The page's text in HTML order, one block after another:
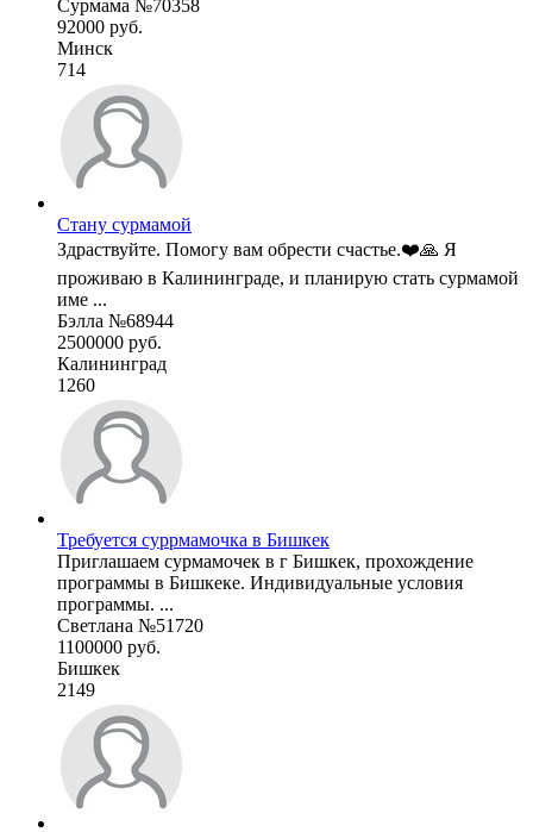
Сурмама №70358
92000 руб.
Минск
714
Стану сурмамой
Здраствуйте. Помогу вам обрести счастье.❤️🙏 Я
проживаю в Калининграде, и планирую стать сурмамой
име ...
Бэлла №68944
2500000 руб.
Калининград
1260
Требуется суррмамочка в Бишкек
Приглашаем сурмамочек в г Бишкек, прохождение
программы в Бишкеке. Индивидуальные условия
программы. ...
Светлана №51720
1100000 руб.
Бишкек
2149